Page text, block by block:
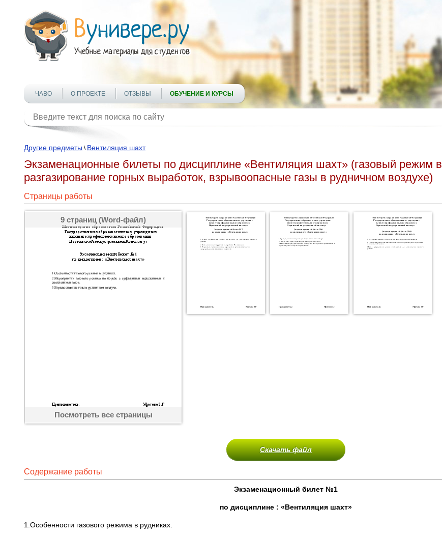
ЧАВО О ПРОЕКТЕ ОТЗЫВЫ ОБУЧЕНИЕ И КУРСЫ
Другие предметы \ Вентиляция шахт
Экзаменационные билеты по дисциплине «Вентиляция шахт» (газовый режим в
разгазирование горных выработок, взрывоопасные газы в рудничном воздухе)
Страницы работы
9 страниц (Word-файл)
Посмотреть все страницы
Скачать файл
Содержание работы
Экзаменационный билет №1
по дисциплине : «Вентиляция шахт»
1.Особенности газового режима в рудниках.